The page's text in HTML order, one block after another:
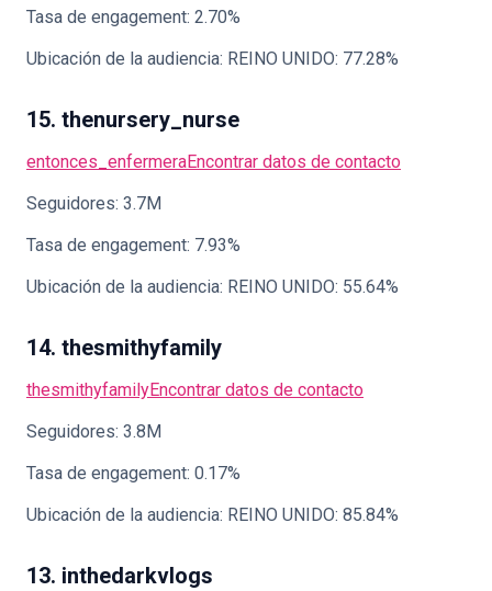
Tasa de engagement: 2.70%
Ubicación de la audiencia: REINO UNIDO: 77.28%
15. thenursery_nurse
entonces_enfermeraEncontrar datos de contacto
Seguidores: 3.7M
Tasa de engagement: 7.93%
Ubicación de la audiencia: REINO UNIDO: 55.64%
14. thesmithyfamily
thesmithyfamilyEncontrar datos de contacto
Seguidores: 3.8M
Tasa de engagement: 0.17%
Ubicación de la audiencia: REINO UNIDO: 85.84%
13. inthedarkvlogs